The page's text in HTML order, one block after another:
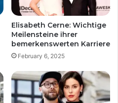
Elisabeth Cerne: Wichtige
Meilensteine ​​ihrer
bemerkenswerten Karriere
February 6, 2025